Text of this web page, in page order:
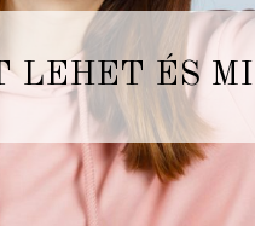
LEHET ÉS